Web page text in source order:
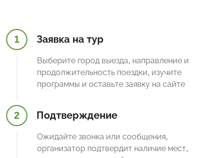
1 Заявка на тур
Выберите город выезда, направление и
продолжительность поездки, изучите
программы и оставьте заявку на сайте
2 Подтверждение
Ожидайте звонка или сообщения,
организатор подтвердит наличие мест,